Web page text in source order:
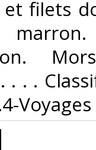
filets
. . .
Voyages‎